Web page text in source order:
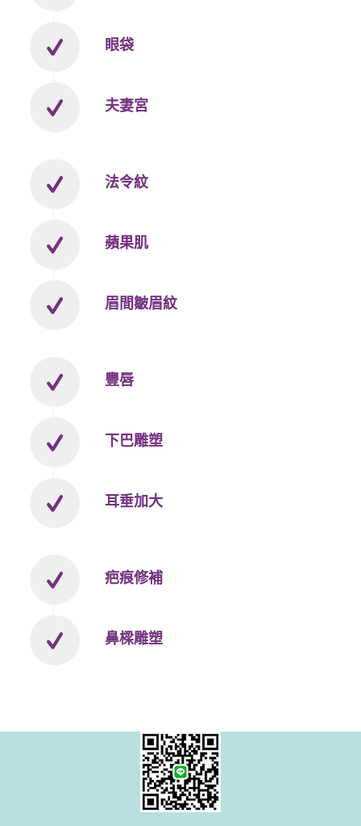
眼袋
夫妻宮
法令紋
蘋果肌
眉間皺眉紋
豐唇
下巴雕塑
耳垂加大
疤痕修補
鼻樑雕塑